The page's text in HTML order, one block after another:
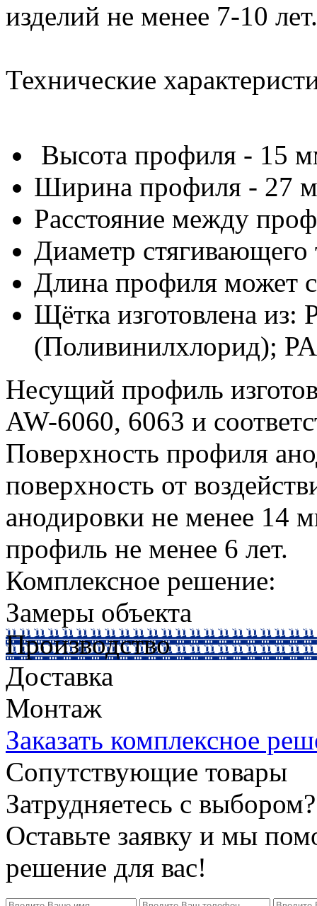
изделий не менее 7-10 лет.
Технические
Высота профиля - 15
Ширина профиля - 27
Расстояние между
Диаметр
Длина профиля может
Щётка изготовлена
(Поливинилхлорид);
Несущий профиль
AW-6060, 6063 и
Поверхность профиля
поверхность от
анодировки не менее 14
профиль не менее 6 лет.
Комплексное решение:
Замеры объекта
Производство
Доставка
Монтаж
Заказать комплексное
Сопутствующие товары
Затрудняетесь с выбором?
Оставьте заявку и мы
решение для вас!